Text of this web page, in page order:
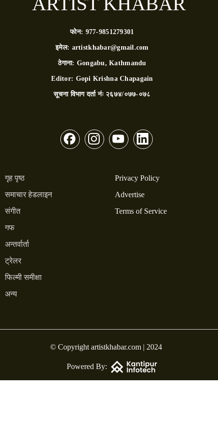
फोन: 977-9851279301
इमेल: artistkhabar@gmail.com
ठेगाना: Gongabu, Kathmandu
Editor: Gopi Krishna Chapagain
सूचना विभाग दर्ता नंः २६७४/०७७-०७८
गृह पृष्ठ
समाचार हेडलाइन
संगीत
गफ
अन्तर्वार्ता
ट्रेलर
फिल्मी समीक्षा
अन्य
Privacy Policy
Advertise
Terms of Service
© Copyright artistkhabar.com | 2024
Powered By: